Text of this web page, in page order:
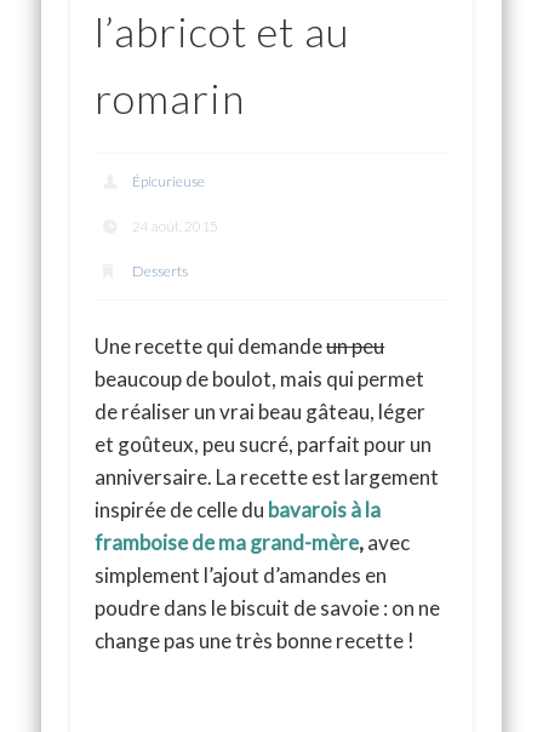
l’abricot et au
romarin
Épicurieuse
24 août, 2015
Desserts
Une recette qui demandeun peu
beaucoup de boulot, mais qui permet
de réaliser un vrai beau gâteau, léger
et goûteux, peu sucré, parfait pour un
anniversaire. La recette est largement
inspirée de celle du bavarois à la
framboise de ma grand-mère,avec
simplement l’ajout d’amandes en
poudre dans le biscuit de savoie : on ne
change pas une très bonne recette !